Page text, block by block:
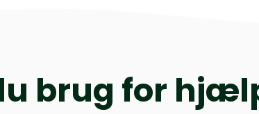
brug for